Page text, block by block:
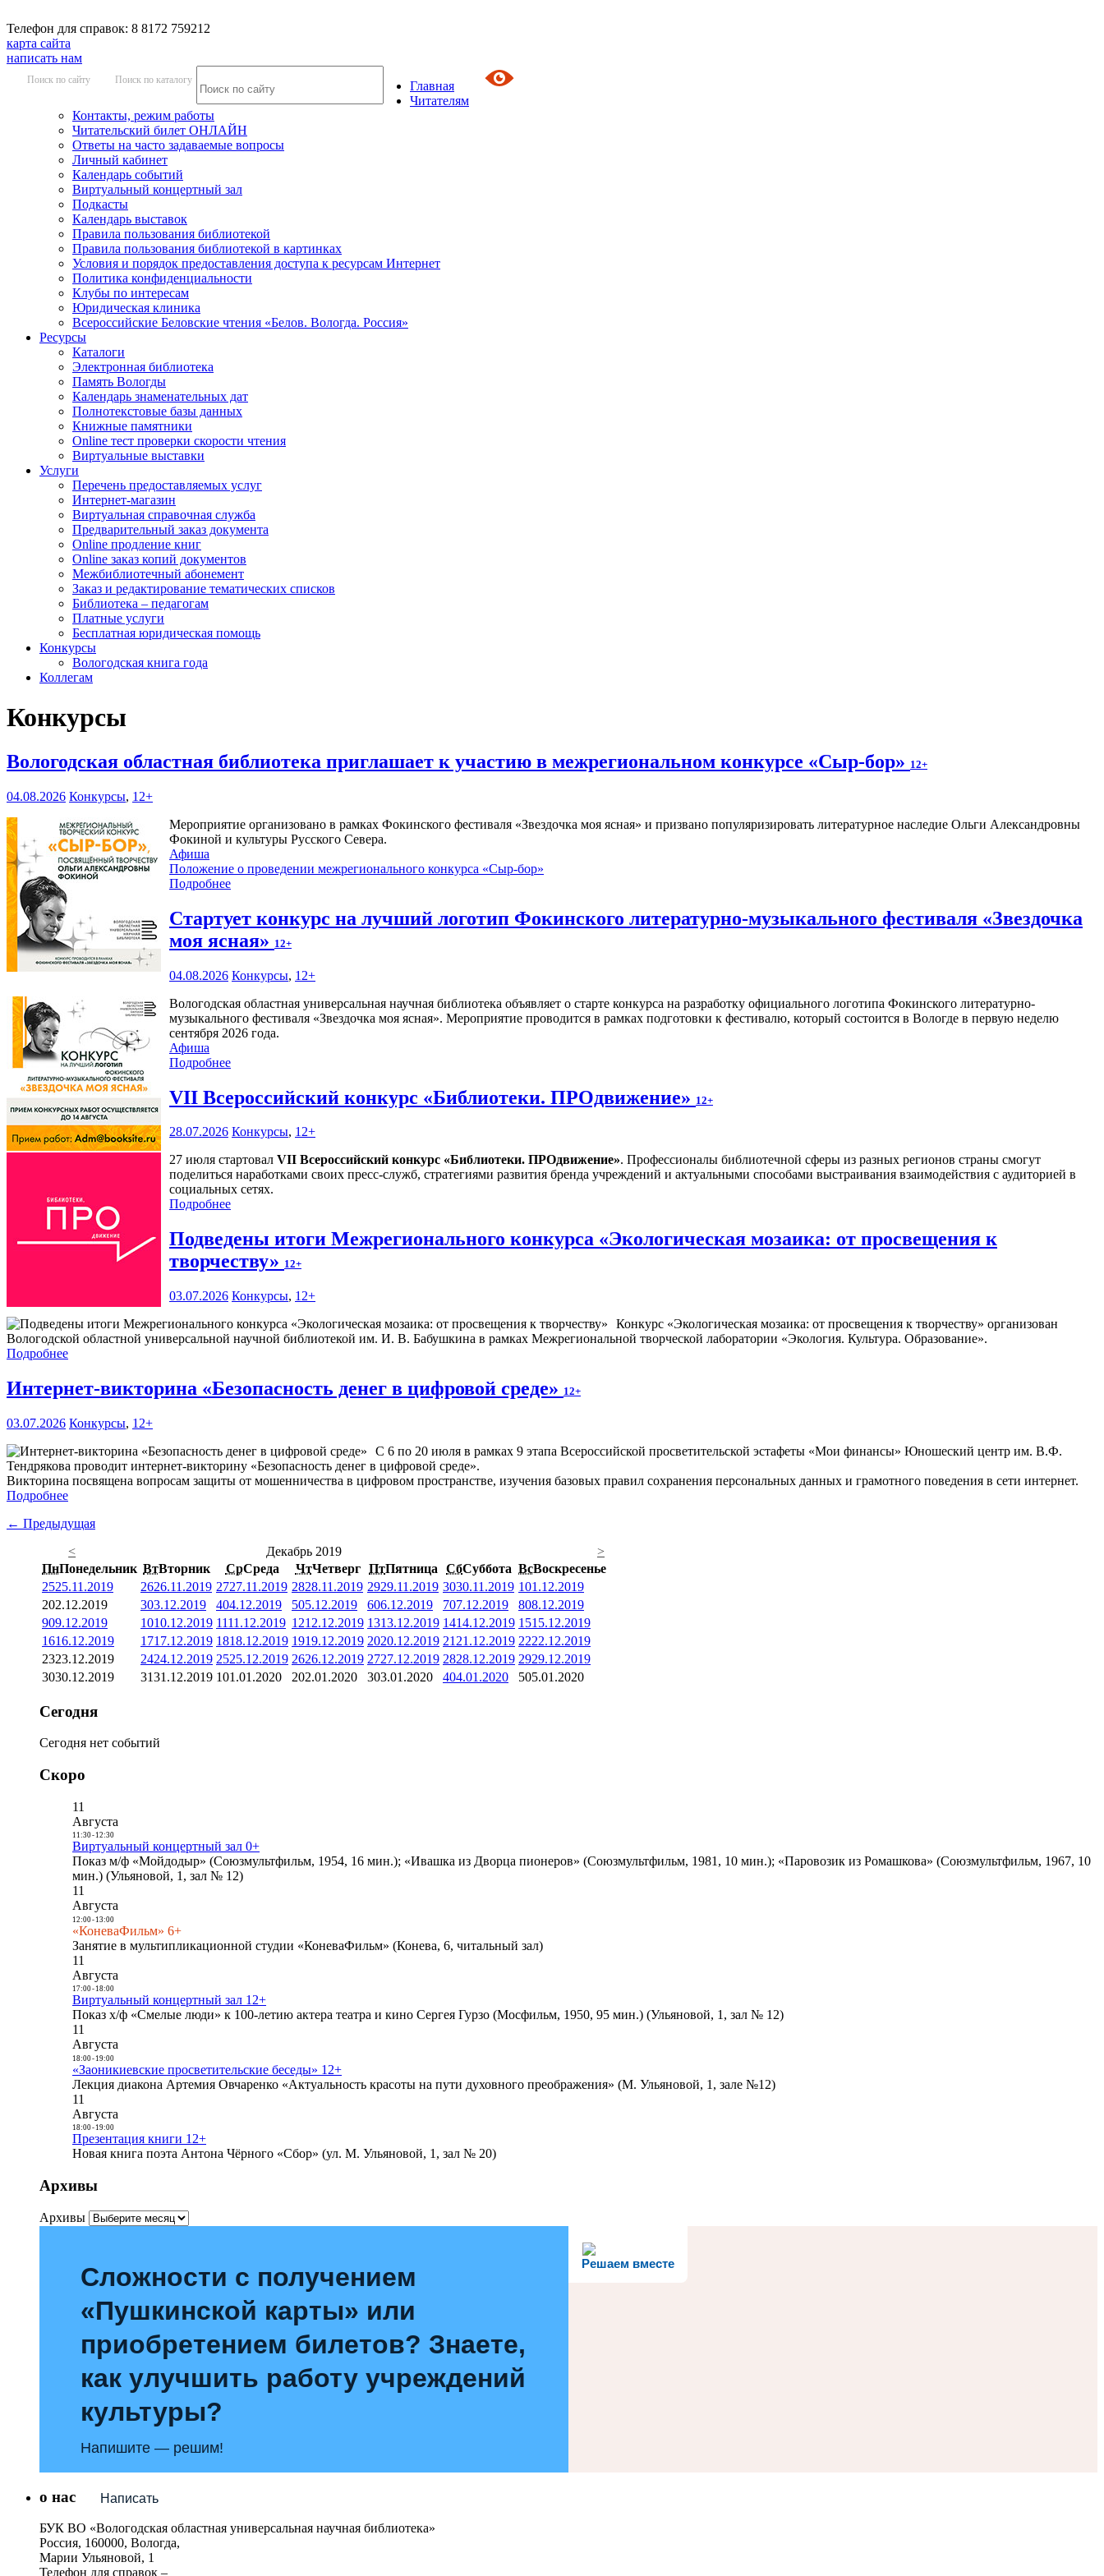
Телефон для справок: 8 8172 759212
карта сайта
написать нам
Поиск по сайту Поиск по каталогу
Главная
Читателям
Контакты, режим работы
Читательский билет ОНЛАЙН
Ответы на часто задаваемые вопросы
Личный кабинет
Календарь событий
Виртуальный концертный зал
Подкасты
Календарь выставок
Правила пользования библиотекой
Правила пользования библиотекой в картинках
Условия и порядок предоставления доступа к ресурсам Интернет
Политика конфиденциальности
Клубы по интересам
Юридическая клиника
Всероссийские Беловские чтения «Белов. Вологда. Россия»
Ресурсы
Каталоги
Электронная библиотека
Память Вологды
Календарь знаменательных дат
Полнотекстовые базы данных
Книжные памятники
Online тест проверки скорости чтения
Виртуальные выставки
Услуги
Перечень предоставляемых услуг
Интернет-магазин
Виртуальная справочная служба
Предварительный заказ документа
Online продление книг
Online заказ копий документов
Межбиблиотечный абонемент
Заказ и редактирование тематических списков
Библиотека – педагогам
Платные услуги
Бесплатная юридическая помощь
Конкурсы
Вологодская книга года
Коллегам
Конкурсы
Вологодская областная библиотека приглашает к участию в межрегиональном конкурсе «Сыр-бор» 12+
04.08.2026 Конкурсы, 12+
Мероприятие организовано в рамках Фокинского фестиваля «Звездочка моя ясная» и призвано популяризировать литературное наследие Ольги Александровны
Фокиной и культуры Русского Севера.
Афиша
Положение о проведении межрегионального конкурса «Сыр-бор»
Подробнее
Стартует конкурс на лучший логотип Фокинского литературно-музыкального фестиваля «Звездочка
моя ясная» 12+
04.08.2026 Конкурсы, 12+
Вологодская областная универсальная научная библиотека объявляет о старте конкурса на разработку официального логотипа Фокинского литературно-
музыкального фестиваля «Звездочка моя ясная». Мероприятие проводится в рамках подготовки к фестивалю, который состоится в Вологде в первую неделю
сентября 2026 года.
Афиша
Подробнее
VII Всероссийский конкурс «Библиотеки. ПРОдвижение» 12+
28.07.2026 Конкурсы, 12+
27 июля стартовал VII Всероссийский конкурс «Библиотеки. ПРОдвижение». Профессионалы библиотечной сферы из разных регионов страны смогут
поделиться наработками своих пресс-служб, стратегиями развития бренда учреждений и актуальными способами выстраивания взаимодействия с аудиторией в
социальных сетях.
Подробнее
Подведены итоги Межрегионального конкурса «Экологическая мозаика: от просвещения к
творчеству» 12+
03.07.2026 Конкурсы, 12+
Конкурс «Экологическая мозаика: от просвещения к творчеству» организован
Вологодской областной универсальной научной библиотекой им. И. В. Бабушкина в рамках Межрегиональной творческой лаборатории «Экология. Культура. Образование».
Подробнее
Интернет-викторина «Безопасность денег в цифровой среде» 12+
03.07.2026 Конкурсы, 12+
С 6 по 20 июля в рамках 9 этапа Всероссийской просветительской эстафеты «Мои финансы» Юношеский центр им. В.Ф.
Тендрякова проводит интернет-викторину «Безопасность денег в цифровой среде».
Викторина посвящена вопросам защиты от мошенничества в цифровом пространстве, изучения базовых правил сохранения персональных данных и грамотного поведения в сети интернет.
Подробнее
← Предыдущая
<
Декабрь 2019
>
ПнПонедельник ВтВторник СрСреда ЧтЧетверг ПтПятница СбСуббота ВсВоскресенье
2525.11.2019 2626.11.2019 2727.11.2019 2828.11.2019 2929.11.2019 3030.11.2019 101.12.2019
202.12.2019 303.12.2019 404.12.2019 505.12.2019 606.12.2019 707.12.2019 808.12.2019
909.12.2019 1010.12.2019 1111.12.2019 1212.12.2019 1313.12.2019 1414.12.2019 1515.12.2019
1616.12.2019 1717.12.2019 1818.12.2019 1919.12.2019 2020.12.2019 21 21.12.2019 2222.12.2019
2323.12.2019 2424.12.2019 2525.12.2019 2626.12.2019 2727.12.2019 2828.12.2019 2929.12.2019
3030.12.2019 3131.12.2019 101.01.2020 202.01.2020 303.01.2020 404.01.2020 505.01.2020
Сегодня
Сегодня нет событий
Скоро
11
Августа
11:30- 12:30
Виртуальный концертный зал 0+
Показ м/ф «Мойдодыр» (Союзмультфильм, 1954, 16 мин.); «Ивашка из Дворца пионеров» (Союзмультфильм, 1981, 10 мин.); «Паровозик из Ромашкова» (Союзмультфильм, 1967, 10
мин.) (Ульяновой, 1, зал № 12)
11
Августа
12:00- 13:00
«КоневаФильм» 6+
Занятие в мультипликационной студии «КоневаФильм» (Конева, 6, читальный зал)
11
Августа
17:00- 18:00
Виртуальный концертный зал 12+
Показ х/ф «Смелые люди» к 100-летию актера театра и кино Сергея Гурзо (Мосфильм, 1950, 95 мин.) (Ульяновой, 1, зал № 12)
11
Августа
18:00- 19:00
«Заоникиевские просветительские беседы» 12+
Лекция диакона Артемия Овчаренко «Актуальность красоты на пути духовного преображения» (М. Ульяновой, 1, зале №12)
11
Августа
18:00- 19:00
Презентация книги 12+
Новая книга поэта Антона Чёрного «Сбор» (ул. М. Ульяновой, 1, зал № 20)
Архивы
Архивы
Решаем вместе
Сложности с получением
«Пушкинской карты» или
приобретением билетов? Знаете,
как улучшить работу учреждений
культуры?
Напишите — решим!
Написать
о нас
БУК ВО «Вологодская областная универсальная научная библиотека»
Россия, 160000, Вологда,
Марии Ульяновой, 1
Телефон для справок –